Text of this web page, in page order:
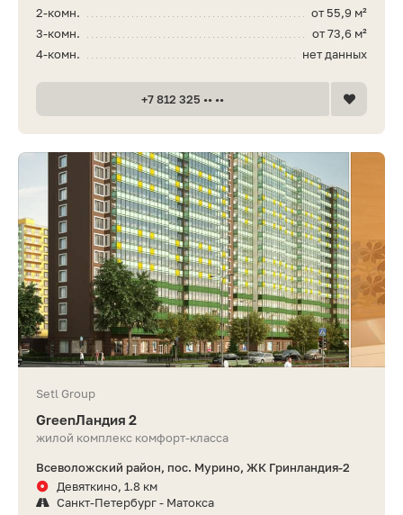
от 55,9 м²
2-комн.
от 73,6 м²
3-комн.
нет данных
4-комн.
+7 812 325 •• ••
Setl Group
GreenЛандия 2
жилой комплекс комфорт-класса
Всеволожский район, пос. Мурино, ЖК Гринландия-2
Девяткино, 1.8 км
Санкт-Петербург - Матокса